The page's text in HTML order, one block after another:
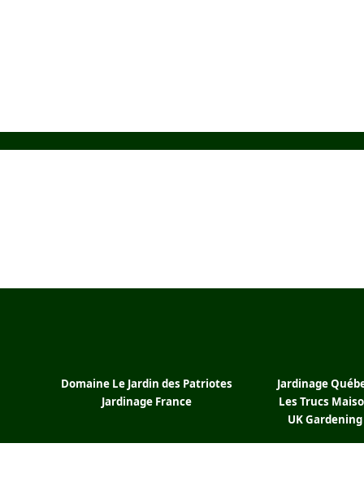
Domaine Le Jardin des Patriotes
Jardinage
Jardinage France
Les Trucs
UK Gardening